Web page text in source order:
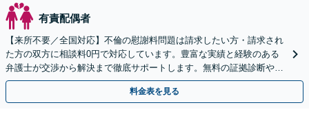
有責配偶者
【来所不要／全国対応】不倫の慰謝料問題は請求したい方・請求され
た方の双方に相談料0円で対応しています。豊富な実績と経験のある
弁護士が交渉から解決まで徹底サポートします。無料の証拠診断や着
手金の返還保証もありますので安心してご相談ください。
料金表を見る